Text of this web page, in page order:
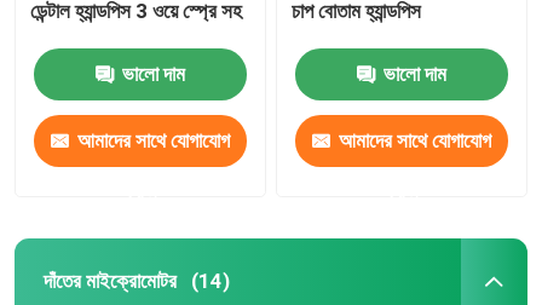
ডেন্টাল হ্যান্ডপিস 3 ওয়ে স্প্রে সহ
ভালো দাম
আমাদের সাথে যোগাযোগ
চাপ বোতাম হ্যান্ডপিস
ভালো দাম
আমাদের সাথে যোগাযোগ
দাঁতের মাইক্রোমোটর (14)